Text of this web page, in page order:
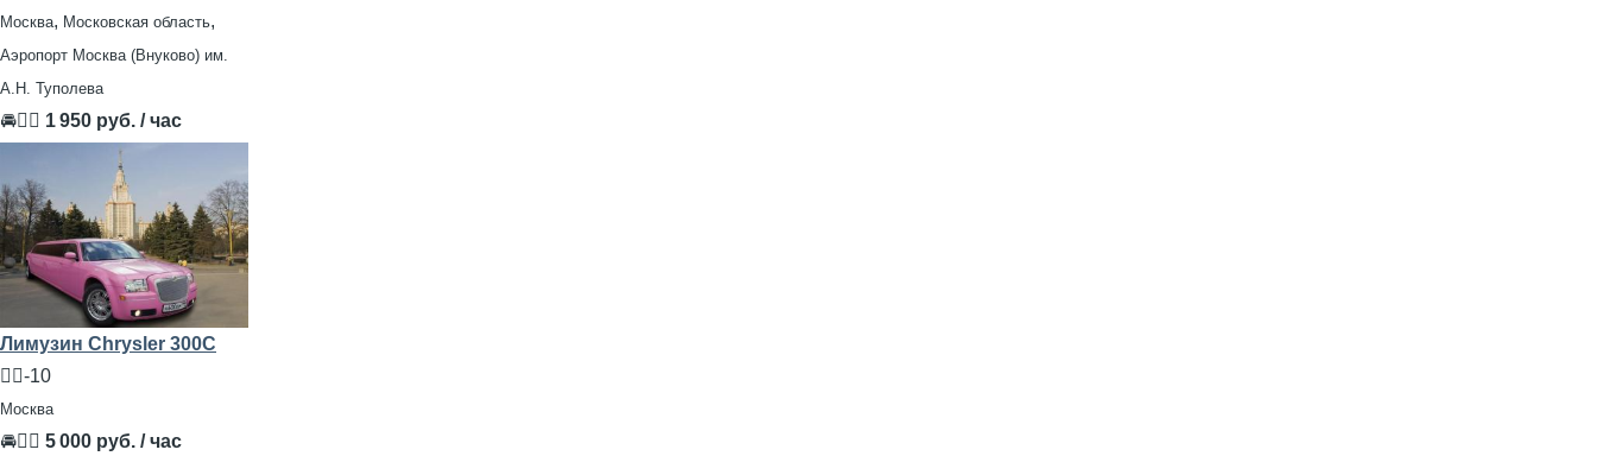
Москва, Московская область,
Аэропорт Москва (Внуково) им.
А.Н. Туполева
🚘👨‍✈ 1 950 руб. / час
Лимузин Chrysler 300C
🧍‍♂️-10
Москва
🚘👨‍✈ 5 000 руб. / час